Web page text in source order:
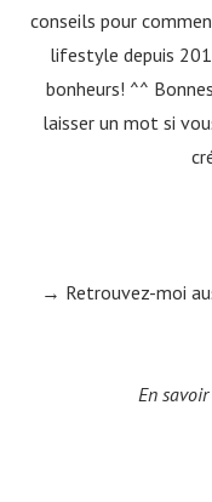
conseils pour
lifestyle depuis
bonheurs! ^^
laisser un mot si
→ Retrouvez-moi
En